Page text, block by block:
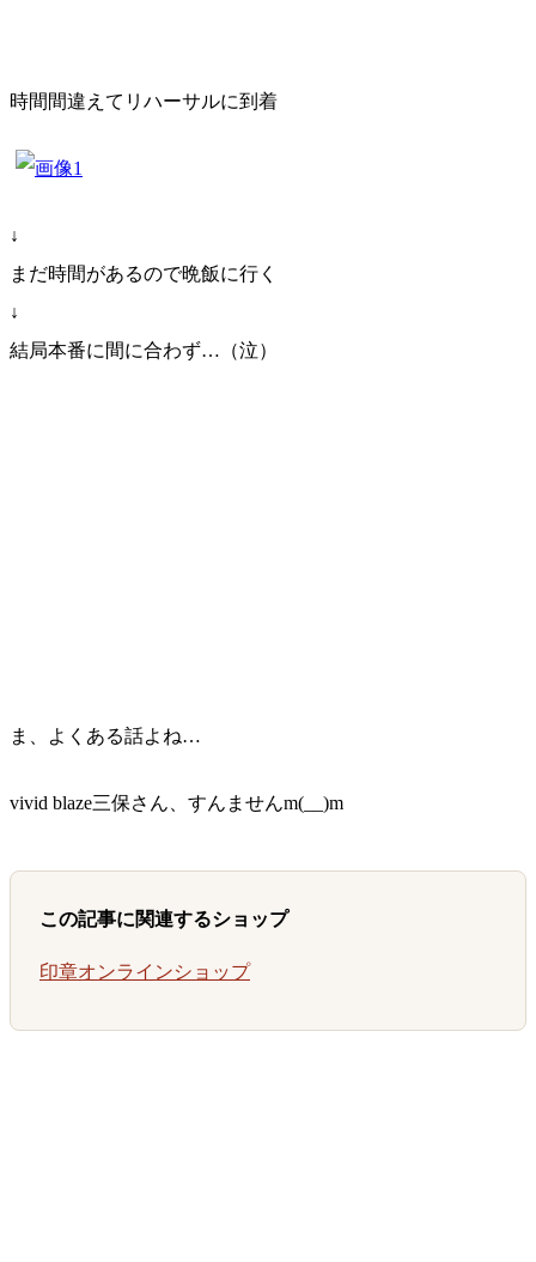
時間間違えてリハーサルに到着
↓
まだ時間があるので晩飯に行く
↓
結局本番に間に合わず…（泣）
ま、よくある話よね…
vivid blaze三保さん、すんませんm(__)m
この記事に関連するショップ
印章オンラインショップ